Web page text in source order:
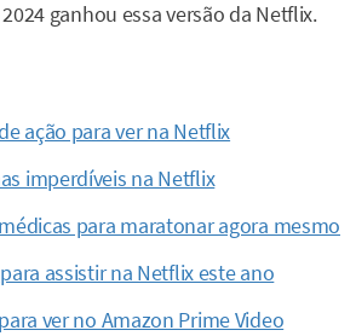
ganhou essa versão da Netflix.
ação para ver na Netflix
imperdíveis na Netflix
para maratonar agora mesmo
assistir na Netflix este ano
ver no Amazon Prime Video